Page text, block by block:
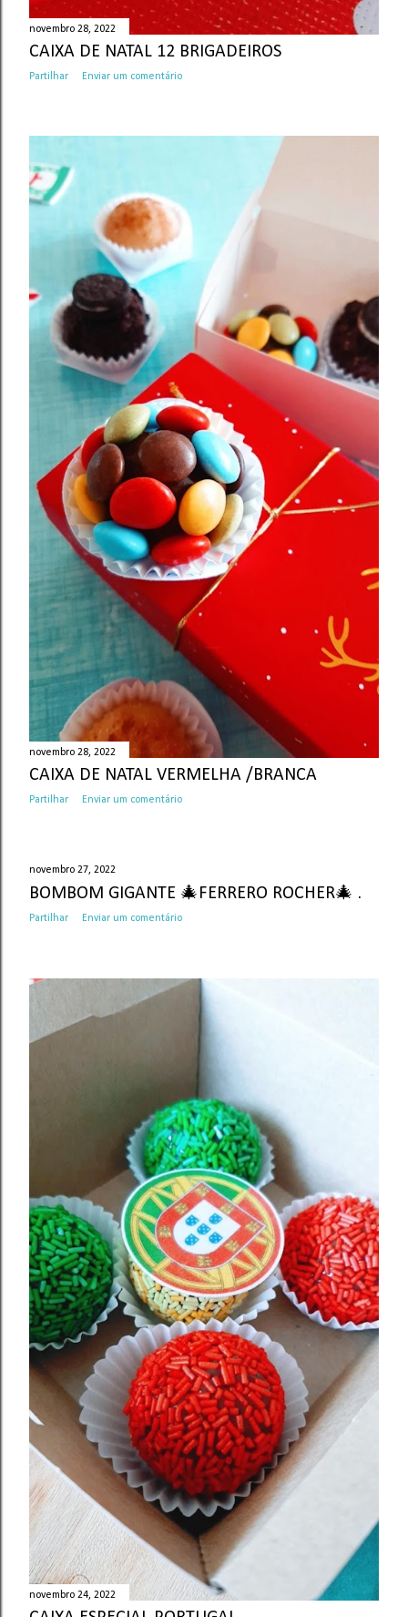
novembro 28, 2022
CAIXA DE NATAL 12 BRIGADEIROS
Partilhar Enviar um comentário
novembro 28, 2022
CAIXA DE NATAL VERMELHA /BRANCA
Partilhar Enviar um comentário
novembro 27, 2022
BOMBOM GIGANTE 🎄FERRERO ROCHER🎄 .
Partilhar Enviar um comentário
novembro 24, 2022